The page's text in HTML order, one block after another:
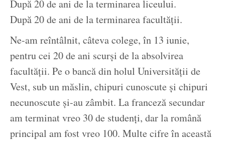
După 20 de ani de la terminarea liceului.
După 20 de ani de la terminarea facultății.
Ne-am reîntâlnit, câteva colege, în 13 iunie,
pentru cei 20 de ani scurși de la absolvirea
facultății. Pe o bancă din holul Universității de
Vest, sub un măslin, chipuri cunoscute și chipuri
necunoscute și-au zâmbit. La franceză secundar
am terminat vreo 30 de studenți, dar la română
principal am fost vreo 100. Multe cifre în această